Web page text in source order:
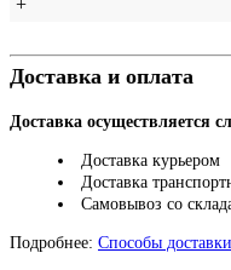
+
Доставка и оплата
Доставка осуществляется
Доставка курьером
Доставка
Самовывоз со
Подробнее: Способы